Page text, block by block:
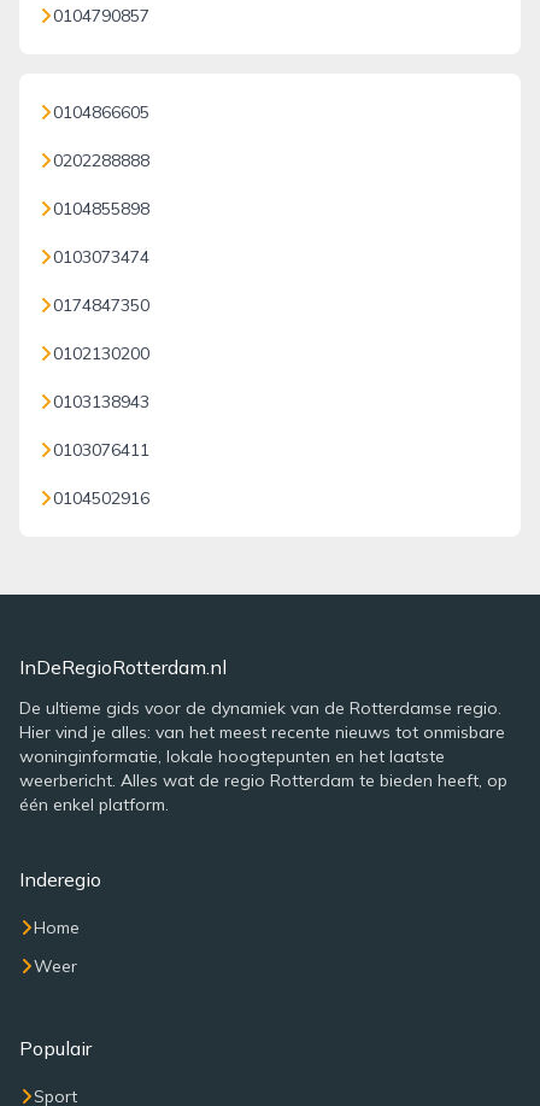
0104790857
0104866605
0202288888
0104855898
0103073474
0174847350
0102130200
0103138943
0103076411
0104502916
InDeRegioRotterdam.nl
De ultieme gids voor de dynamiek van de Rotterdamse regio.
Hier vind je alles: van het meest recente nieuws tot onmisbare
woninginformatie, lokale hoogtepunten en het laatste
weerbericht. Alles wat de regio Rotterdam te bieden heeft, op
één enkel platform.
Inderegio
Home
Weer
Populair
Sport